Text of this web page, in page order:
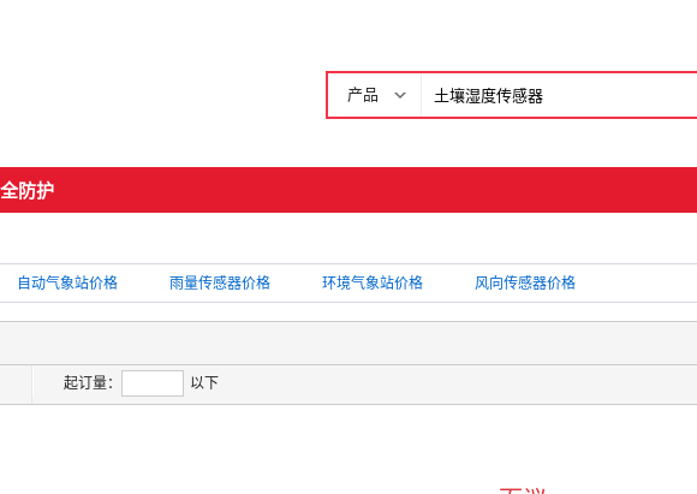
产品
防护
自动气象站价格 雨量传感器价格 环境气象站价格 风向传感器价格
起订量： 以下